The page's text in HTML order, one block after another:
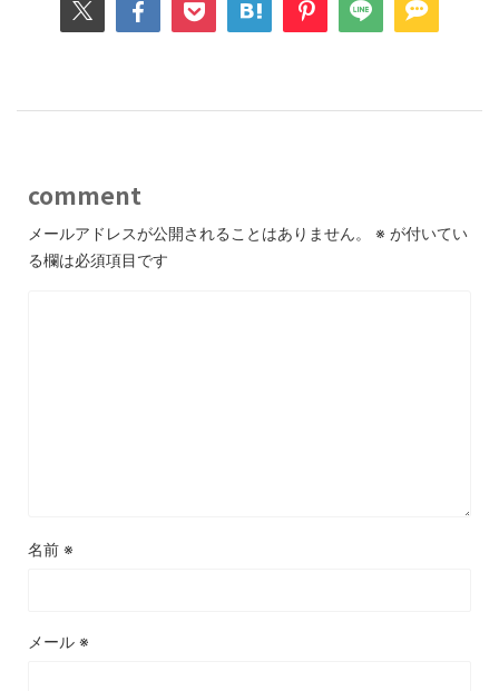
comment
メールアドレスが公開されることはありません。 ※ が付いてい
る欄は必須項目です
名前 ※
メール ※